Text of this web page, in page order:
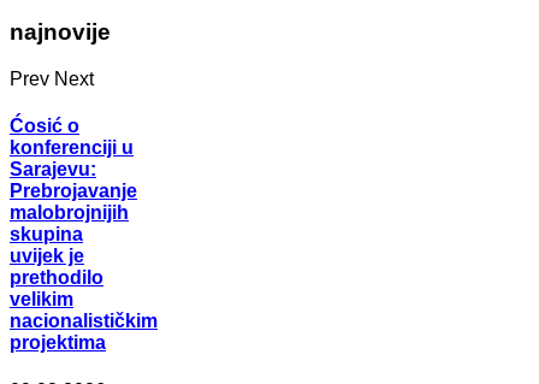
najnovije
Prev Next
Ćosić o
konferenciji u
Sarajevu:
Prebrojavanje
malobrojnijih
skupina
uvijek je
prethodilo
velikim
nacionalističkim
projektima